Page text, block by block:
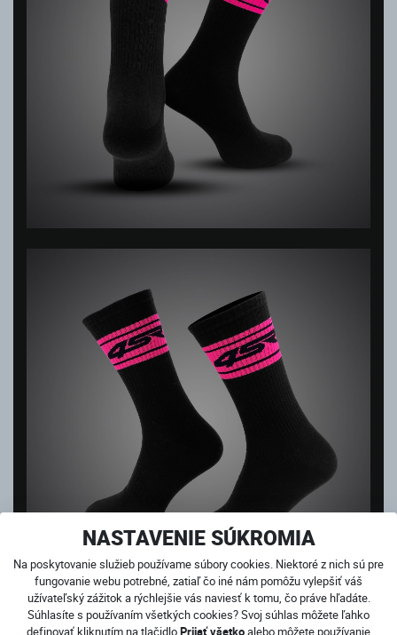
NASTAVENIE SÚKROMIA
Na poskytovanie služieb používame súbory cookies. Niektoré z nich sú pre
fungovanie webu potrebné, zatiaľ čo iné nám pomôžu vylepšiť váš
užívateľský zážitok a rýchlejšie vás naviesť k tomu, čo práve hľadáte.
Súhlasíte s používaním všetkých cookies? Svoj súhlas môžete ľahko
definovať kliknutím na tlačidloPrijať všetkoalebo môžete používanie